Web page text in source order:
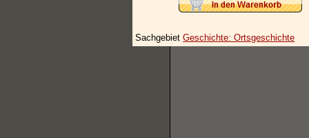
SachgebietGeschichte: Ortsgeschichte